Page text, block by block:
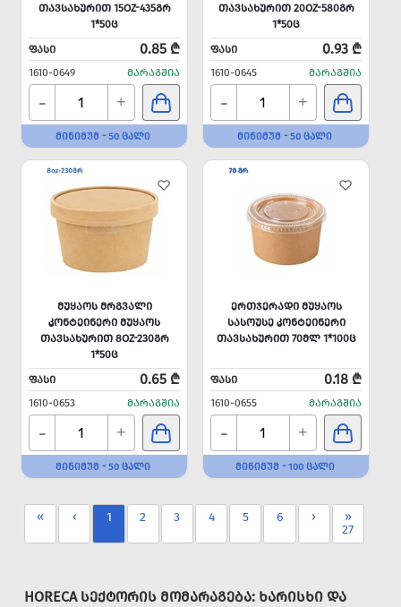
ᲗᲐᲕᲡᲐᲮᲣᲠᲘᲗ 15OZ-435ᲒᲠ
1*50Ც
ᲤᲐᲡᲘ
0.85 ₾
1610-0649 ᲛᲐᲠᲐᲒᲨᲘᲐ
- +
ᲛᲘᲜᲘᲛᲣᲛ - 50 ᲪᲐᲚᲘ
ᲗᲐᲕᲡᲐᲮᲣᲠᲘᲗ 20OZ-580ᲒᲠ
1*50Ც
ᲤᲐᲡᲘ
0.93 ₾
1610-0645 ᲛᲐᲠᲐᲒᲨᲘᲐ
- +
ᲛᲘᲜᲘᲛᲣᲛ - 50 ᲪᲐᲚᲘ
ᲛᲣᲧᲐᲝᲡ ᲛᲠᲒᲕᲐᲚᲘ
ᲙᲝᲜᲢᲔᲘᲜᲔᲠᲘ ᲛᲣᲧᲐᲝᲡ
ᲗᲐᲕᲡᲐᲮᲣᲠᲘᲗ 8OZ-230ᲒᲠ
1*50Ც
ᲤᲐᲡᲘ
0.65 ₾
1610-0653 ᲛᲐᲠᲐᲒᲨᲘᲐ
- +
ᲛᲘᲜᲘᲛᲣᲛ - 50 ᲪᲐᲚᲘ
ᲔᲠᲗᲯᲔᲠᲐᲓᲘ ᲛᲣᲧᲐᲝᲡ
ᲡᲐᲡᲝᲣᲡᲔ ᲙᲝᲜᲢᲔᲘᲜᲔᲠᲘ
ᲗᲐᲕᲡᲐᲮᲣᲠᲘᲗ 70ᲛᲚ 1*100Ც
ᲤᲐᲡᲘ 0.18 ₾
1610-0655 ᲛᲐᲠᲐᲒᲨᲘᲐ
- +
ᲛᲘᲜᲘᲛᲣᲛ - 100 ᲪᲐᲚᲘ
« ‹ 1 2 3 4 5 6 ›
»
27
HORECA ᲡᲔᲥᲢᲝᲠᲘᲡ ᲛᲝᲛᲐᲠᲐᲒᲔᲑᲐ: ᲮᲐᲠᲘᲡᲮᲘ ᲓᲐ